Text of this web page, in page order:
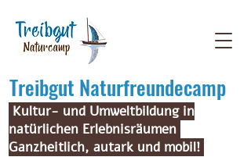
Treibgut Naturfreundecamp
Kultur- und Umweltbildung in
natürlichen Erlebnisräumen
Ganzheitlich, autark und mobil!